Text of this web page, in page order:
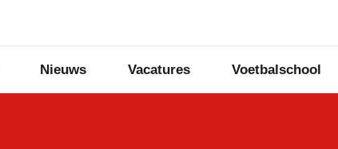
Nieuws Vacatures Voetbalschool